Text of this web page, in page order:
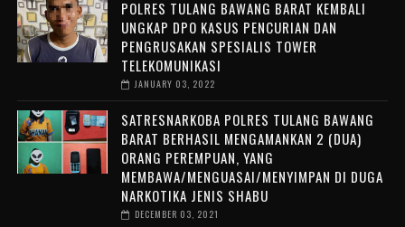
POLRES TULANG BAWANG BARAT KEMBALI
UNGKAP DPO KASUS PENCURIAN DAN
PENGRUSAKAN SPESIALIS TOWER
TELEKOMUNIKASI
JANUARY 03, 2022
SATRESNARKOBA POLRES TULANG BAWANG
BARAT BERHASIL MENGAMANKAN 2 (DUA)
ORANG PEREMPUAN, YANG
MEMBAWA/MENGUASAI/MENYIMPAN DI DUGA
NARKOTIKA JENIS SHABU
DECEMBER 03, 2021